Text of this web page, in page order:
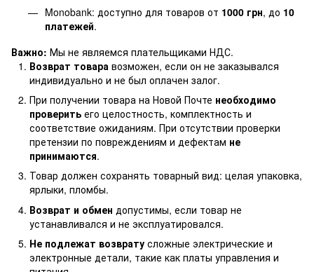
Monobank: доступно для товаров от 1000 грн, до 10
платежей.
Важно: Мы не являемся плательщиками НДС.
Возврат товара возможен, если он не заказывался
индивидуально и не был оплачен залог.
При получении товара на Новой Почте необходимо
проверить его целостность, комплектность и
соответствие ожиданиям. При отсутствии проверки
претензии по повреждениям и дефектам не
принимаются.
Товар должен сохранять товарный вид: целая упаковка,
ярлыки, пломбы.
Возврат и обмен допустимы, если товар не
устанавливался и не эксплуатировался.
Не подлежат возврату сложные электрические и
электронные детали, такие как платы управления и